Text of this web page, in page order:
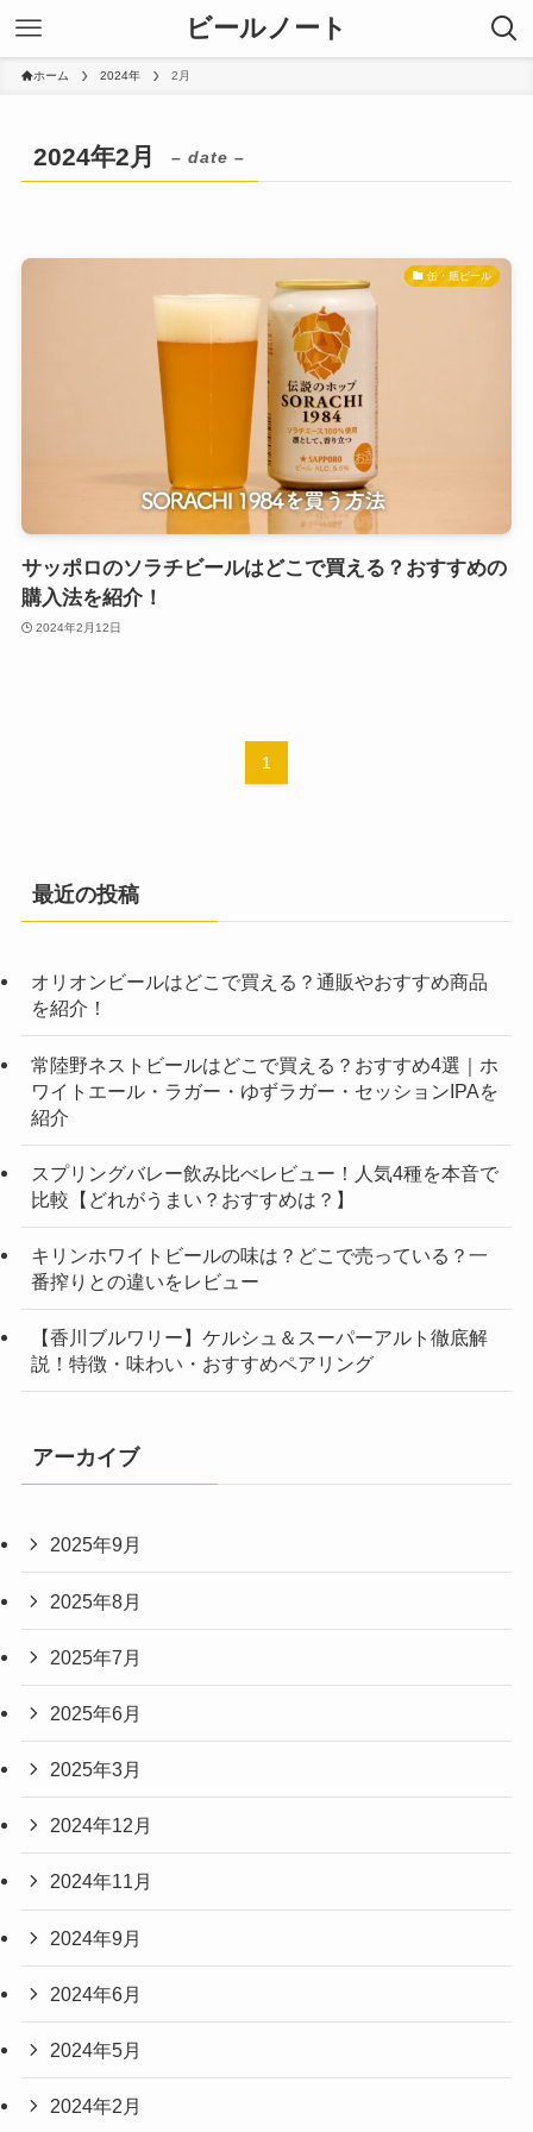
ビールノート
ホーム 2024年 2月
2024年2月 – date –
缶・瓶ビール
サッポロのソラチビールはどこで買える？おすすめの
購入法を紹介！
2024年2月12日
1
最近の投稿
オリオンビールはどこで買える？通販やおすすめ商品
を紹介！
常陸野ネストビールはどこで買える？おすすめ4選｜ホ
ワイトエール・ラガー・ゆずラガー・セッションIPAを
紹介
スプリングバレー飲み比べレビュー！人気4種を本音で
比較【どれがうまい？おすすめは？】
キリンホワイトビールの味は？どこで売っている？一
番搾りとの違いをレビュー
【香川ブルワリー】ケルシュ＆スーパーアルト徹底解
説！特徴・味わい・おすすめペアリング
アーカイブ
2025年9月
2025年8月
2025年7月
2025年6月
2025年3月
2024年12月
2024年11月
2024年9月
2024年6月
2024年5月
2024年2月